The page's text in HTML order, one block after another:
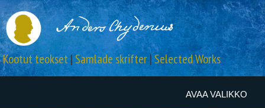
AVAA VALIKKO
Kootut teokset|Samlade skrifter|Selected Works